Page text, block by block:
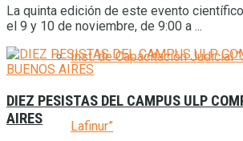
Inst. de Capacitación Judicial
Lafinur”
La quinta edición de este evento
el 9 y 10 de noviembre, de 9:00 a ...
DIEZ PESISTAS DEL CAMPUS ULP
AIRES